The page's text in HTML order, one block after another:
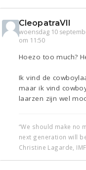
CleopatraVII
woensdag 10
om 11:50
Hoezo too much?
Ik vind de
maar ik vind
laarzen zijn wel
“We should make no
next generation will
Christine Lagarde, IMF